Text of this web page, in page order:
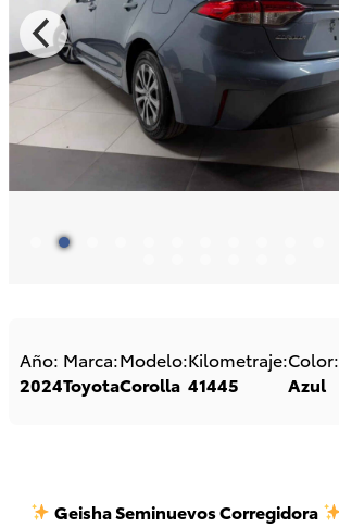
DESDE
$1,486,000
Año:
2024
Marca:
Toyota
Modelo:
Corolla
Kilometraje:
41445
Color:
Azul
Geisha Seminuevos Corregidora